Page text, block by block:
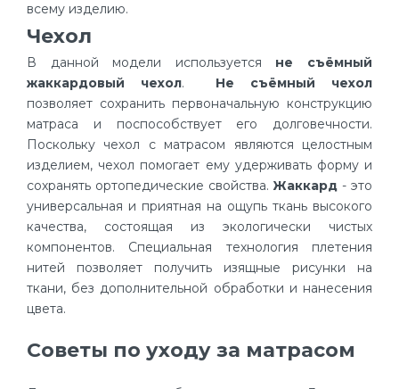
всему изделию.
Чехол
В данной модели используется не съёмный
жаккардовый чехол. Не съёмный чехол
позволяет сохранить первоначальную конструкцию
матраса и поспособствует его долговечности.
Поскольку чехол с матрасом являются целостным
изделием, чехол помогает ему удерживать форму и
сохранять ортопедические свойства. Жаккард- это
универсальная и приятная на ощупь ткань высокого
качества, состоящая из экологически чистых
компонентов. Специальная технология плетения
нитей позволяет получить изящные рисунки на
ткани, без дополнительной обработки и нанесения
цвета.
Советы по уходу за матрасом